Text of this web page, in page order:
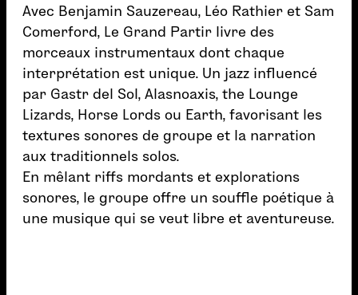
Avec Benjamin Sauzereau, Léo Rathier et Sam
Comerford, Le Grand Partir livre des
morceaux instrumentaux dont chaque
interprétation est unique. Un jazz influencé
par Gastr del Sol, Alasnoaxis, the Lounge
Lizards, Horse Lords ou Earth, favorisant les
textures sonores de groupe et la narration
aux traditionnels solos.
En mêlant riffs mordants et explorations
sonores, le groupe offre un souffle poétique à
une musique qui se veut libre et aventureuse.